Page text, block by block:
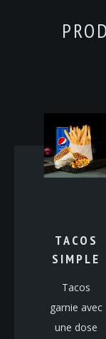
TACOS
SIMPLE
Tacos
garnie avec
une dose